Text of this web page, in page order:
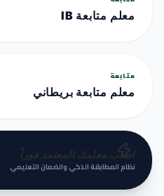
معلم متابعة IB
متابعة
معلم متابعة بريطاني
اطلب معلمك المعتمد فوراً
نظام المطابقة الذكي والضمان التعليمي